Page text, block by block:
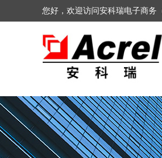
您好，欢迎访问安科瑞电子商务